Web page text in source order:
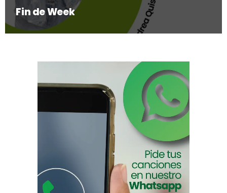
Fin de Week